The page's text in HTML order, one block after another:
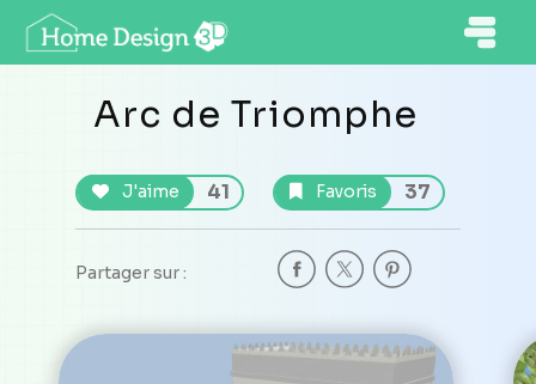
Arc de Triomphe
J'aime 41 Favoris 37
Partager sur :